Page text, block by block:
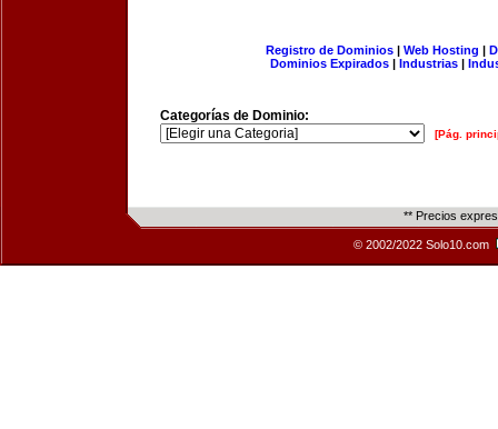
Registro de Dominios| Web Hosting |
Dominios Expirados | Industrias |
Categorías de Dominio:
[Pág.
** Precios
© 2002/2022 Solo10.com